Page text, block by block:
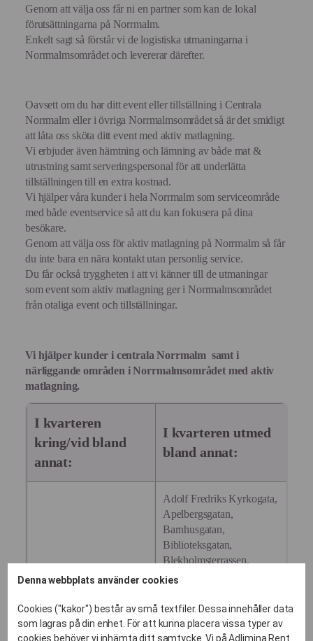
Genom att välja oss får ni en partner som kan de lokal
förutsättningarna på Norrmalm.
Enkelt sagt så förstår vi de logistiska utmaningarna i
Norrmalmsområdet och levererar därefter.
Oavsett om du har ditt event eller tillställning i Centrala
Norrmalm eller i övriga Norrmalmsområdet så är det smidigt
att låta oss sköta ditt event med aktiv matlagning.
Vi erbjuder även hämtning och lämning av både mat &
utrustning samt serveringspersonal för att underlätta
tillställningen till en extra kostnad.
Vi hjälper våra kunder i hela Norrmalm som serviceområde
med både eventservice så att du kan fokusera på dina
besökare.
Genom att välja oss för aktiv matlagning på Norrmalm så får
du inte bara en nära kontakt utan personlig service.
Du får också tryggheten i att vi känner till de utmaningar
som event som aktiv matlagning ger i Norrmalmsområdet
från otaliga event och tillställningar.
Vi hjälper kunder i centralaNorrmalm samt i
närliggande områden iNorrmalmsområdet med aktiv
matlagning.
I kvarteren
kring/vid bland
annat:
I kvarteren utmed
bland annat:
Blekholmstorget
Brunkebergstorg
Adolf Fredriks Kyrkogata,
Apelbergsgatan,
Barnhusgatan,
Biblioteksgatan,
Blekholmsterrassen,
Brunnsgatan, Dalagatan,
Drottninggatan, Gamla
Brogatan, Hamngatan,
Holländargatan,
Denna webbplats använder cookies
Cookies ("kakor") består av små textfiler. Dessa innehåller data
som lagras på din enhet. För att kunna placera vissa typer av
cookies behöver vi inhämta ditt samtycke. Vi på Adlimina Rent